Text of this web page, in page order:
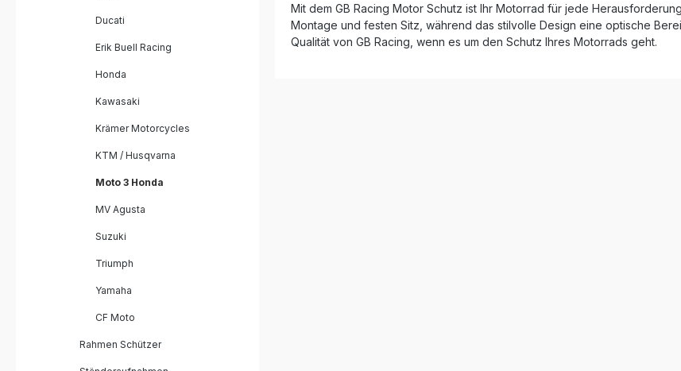
Ducati
Erik Buell Racing
Honda
Kawasaki
Krämer Motorcycles
KTM / Husqvarna
Moto 3 Honda
MV Agusta
Suzuki
Triumph
Yamaha
CF Moto
Rahmen Schützer
GB Racing Produkte werden weltweit
von zahlreichen Top-Racing-Teams
eingesetzt – ein Garant für Qualität und
Mit dem GB Racing Motor Schutz ist Ihr Motorrad für jede
Montage und festen Sitz, während das stilvolle Design eine optische
Qualität von GB Racing, wenn es um den Schutz Ihres Motorrads geht.